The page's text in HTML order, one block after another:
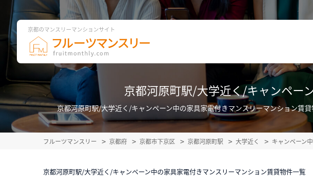
京都のマンスリーマンションサイト
京都河原町駅/大学近く/キャンペー
京都河原町駅/大学近く/キャンペーン中の家具家電付きマンスリーマンション賃
フルーツマンスリー 京都府 京都市下京区 京都河原町駅 大学近く キャンペーン
京都河原町駅/大学近く/キャンペーン中の家具家電付きマンスリーマンション賃貸物件一覧